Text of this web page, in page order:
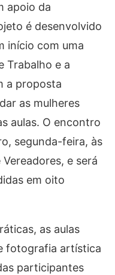
apoio da
é desenvolvido
início com uma
Trabalho e a
a proposta
as mulheres
aulas. O encontro
segunda-feira, às
e será
em oito
as aulas
fotografia artística
participantes